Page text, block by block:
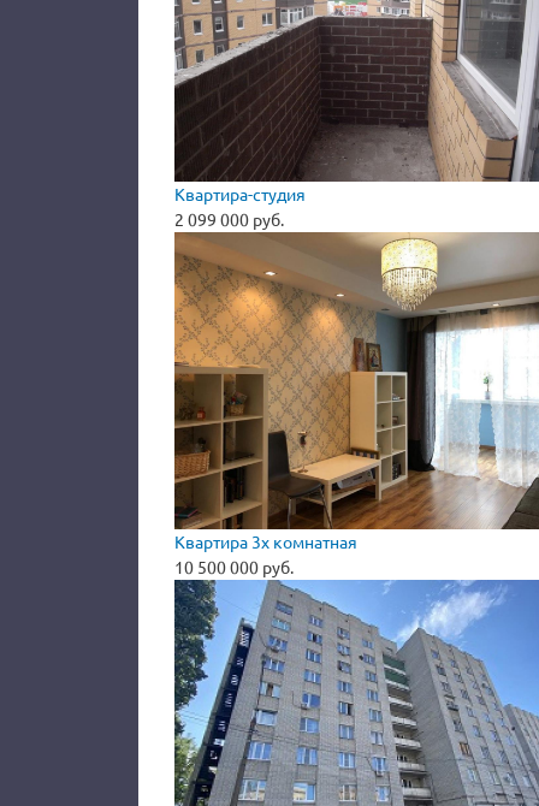
Квартира-студия
2 099 000 руб.
Квартира 3х комнатная
10 500 000 руб.